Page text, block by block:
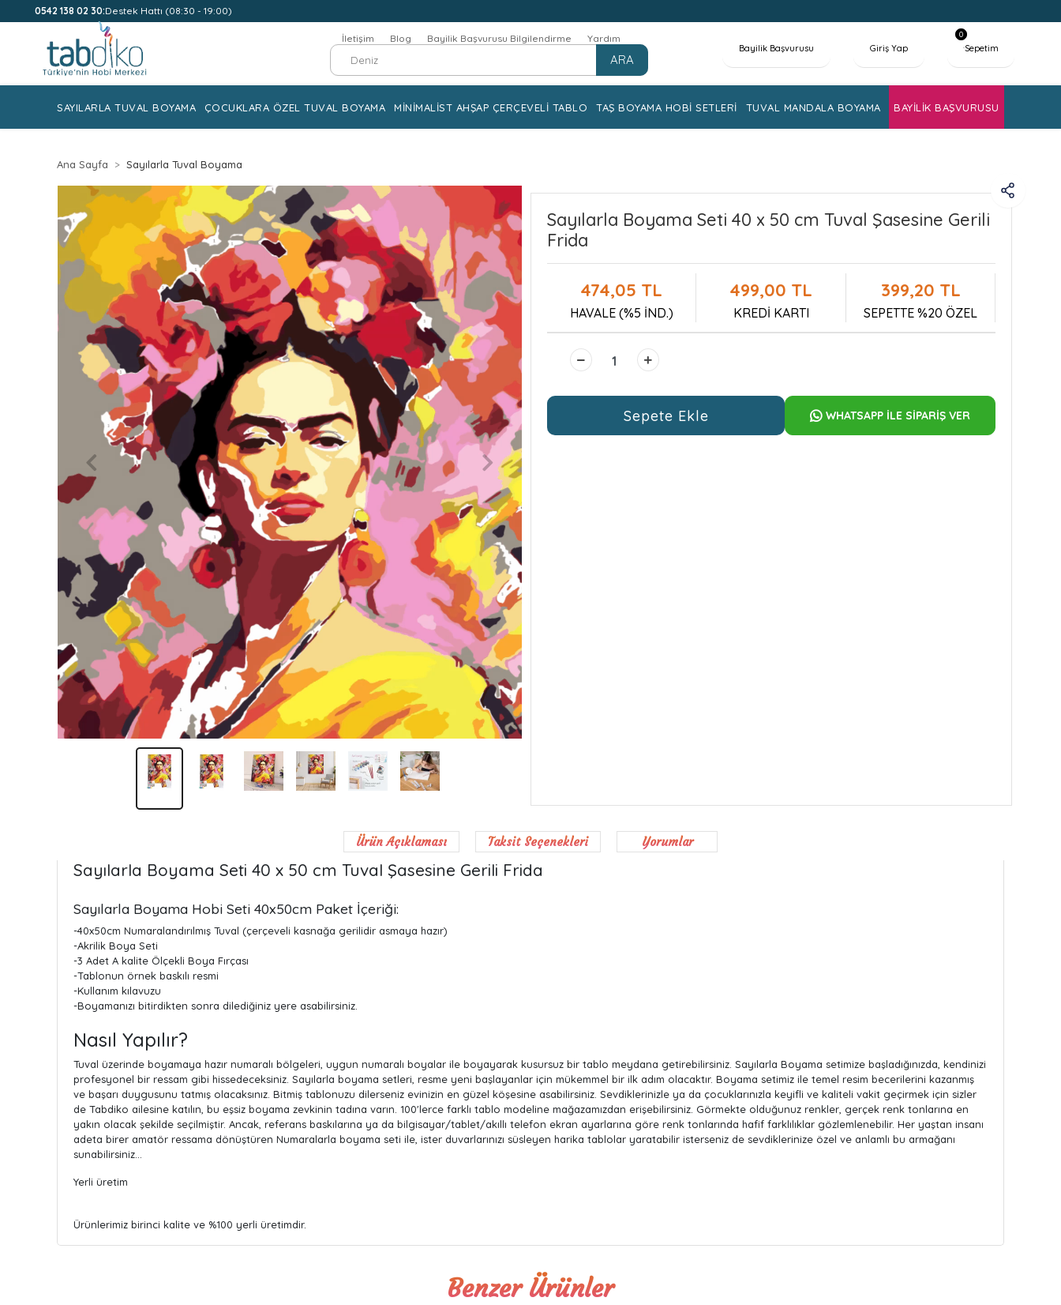
0542 138 02 30:Destek Hattı (08:30 - 19:00)
İletişim Blog Bayilik Başvurusu Bilgilendirme Yardım
ARA
Bayilik Başvurusu Giriş Yap Sepetim
0
SAYILARLA TUVAL BOYAMA ÇOCUKLARA ÖZEL TUVAL BOYAMA MİNİMALİST AHŞAP ÇERÇEVELİ TABLO TAŞ BOYAMA HOBİ SETLERİ TUVAL MANDALA BOYAMA BAYİLİK BAŞVURUSU
Ana Sayfa Sayılarla Tuval Boyama
Sayılarla Boyama Seti 40 x 50 cm Tuval Şasesine Gerili
Frida
474,05 TL
HAVALE (%5 İND.)
499,00 TL
KREDİ KARTI
399,20 TL
SEPETTE %20 ÖZEL
Sepete Ekle WHATSAPP İLE SİPARİŞ VER
Ürün Açıklaması Taksit Seçenekleri Yorumlar
Sayılarla Boyama Seti 40 x 50 cm Tuval Şasesine Gerili Frida
Sayılarla Boyama Hobi Seti 40x50cm Paket İçeriği:
-40x50cm Numaralandırılmış Tuval (çerçeveli kasnağa gerilidir asmaya hazır)
-Akrilik Boya Seti
-3 Adet A kalite Ölçekli Boya Fırçası
-Tablonun örnek baskılı resmi
-Kullanım kılavuzu
-Boyamanızı bitirdikten sonra dilediğiniz yere asabilirsiniz.
Nasıl Yapılır?
Tuval üzerinde boyamaya hazır numaralı bölgeleri, uygun numaralı boyalar ile boyayarak kusursuz bir tablo meydana getirebilirsiniz. Sayılarla Boyama setimize başladığınızda, kendinizi
profesyonel bir ressam gibi hissedeceksiniz. Sayılarla boyama setleri, resme yeni başlayanlar için mükemmel bir ilk adım olacaktır. Boyama setimiz ile temel resim becerilerini kazanmış
ve başarı duygusunu tatmış olacaksınız. Bitmiş tablonuzu dilerseniz evinizin en güzel köşesine asabilirsiniz. Sevdiklerinizle ya da çocuklarınızla keyifli ve kaliteli vakit geçirmek için sizler
de Tabdiko ailesine katılın, bu eşsiz boyama zevkinin tadına varın. 100'lerce farklı tablo modeline mağazamızdan erişebilirsiniz. Görmekte olduğunuz renkler, gerçek renk tonlarına en
yakın olacak şekilde seçilmiştir. Ancak, referans baskılarına ya da bilgisayar/tablet/akıllı telefon ekran ayarlarına göre renk tonlarında hafif farklılıklar gözlemlenebilir. Her yaştan insanı
adeta birer amatör ressama dönüştüren Numaralarla boyama seti ile, ister duvarlarınızı süsleyen harika tablolar yaratabilir isterseniz de sevdiklerinize özel ve anlamlı bu armağanı
sunabilirsiniz…
Yerli üretim
Ürünlerimiz birinci kalite ve %100 yerli üretimdir.
Benzer Ürünler